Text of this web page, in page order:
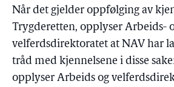
Når det gjelder oppfølging av
Trygderetten, opplyser Arbeids-
velferdsdirektoratet at NAV har
tråd med kjennelsene i disse
opplyser Arbeids og